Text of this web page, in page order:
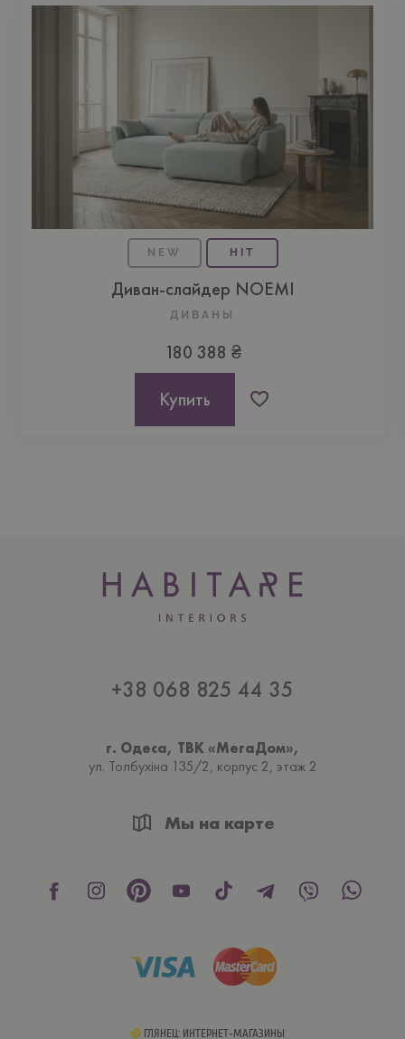
NEW HIT
Диван-слайдер NOEMI
ДИВАНЫ
180 388 ₴
Купить
+38 068 825 44 35
г. Одеса, ТВК «МегаДом»,
ул. Толбухiна 135/2, корпус 2, этаж 2
Мы на карте
ГЛЯНЕЦ: ИНТЕРНЕТ-МАГАЗИНЫ